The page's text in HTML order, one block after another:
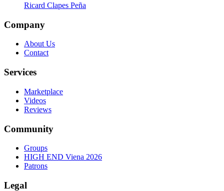
Ricard Clapes Peña
Company
About Us
Contact
Services
Marketplace
Videos
Reviews
Community
Groups
HIGH END Viena 2026
Patrons
Legal